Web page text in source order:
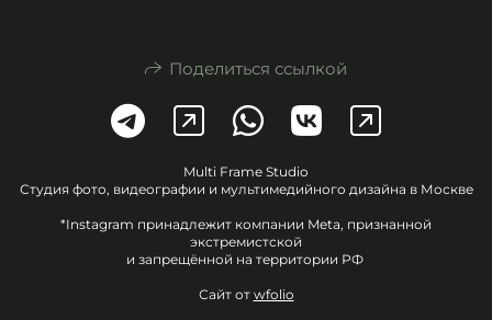
Поделиться ссылкой
Multi Frame Studio
Студия фото, видеографии и мультимедийного дизайна в Москве
*Instagram принадлежит компании Meta, признанной
экстремистской
и запрещённой на территории РФ
Сайт от wfolio